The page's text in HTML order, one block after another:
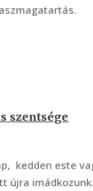
szentsége
kedden este
újra imádkozunk.